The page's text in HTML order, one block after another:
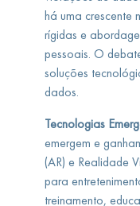
há uma crescente
rígidas e
pessoais. O
soluções
dados.
Tecnologias
emergem e
(AR) e Realidade
para
treinamento,